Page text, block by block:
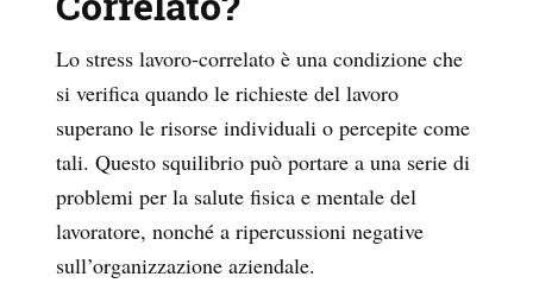
Lo stress lavoro-correlato è una condizione che
si verifica quando le richieste del lavoro
superano le risorse individuali o percepite come
tali. Questo squilibrio può portare a una serie di
problemi per la salute fisica e mentale del
lavoratore, nonché a ripercussioni negative
sull’organizzazione aziendale.